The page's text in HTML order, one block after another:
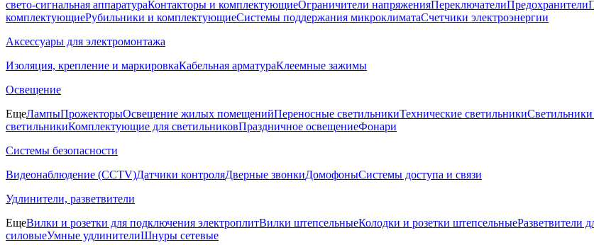
свето-сигнальная аппаратураКонтакторы и комплектующиеОграничители напряженияПереключателиПредохранители
комплектующиеРубильники и комплектующиеСистемы поддержания микроклиматаСчетчики электроэнергии
Аксессуары для электромонтажа
Изоляция, крепление и маркировкаКабельная арматураКлеемные зажимы
Освещение
ЕщеЛампыПрожекторыОсвещение жилых помещенийПереносные светильникиТехнические светильники
светильникиКомплектующие для светильниковПраздничное освещениеФонари
Системы безопасности
Видеонаблюдение (CCTV)Датчики контроляДверные звонкиДомофоныСистемы доступа и связи
Удлинители, разветвители
ЕщеВилки и розетки для подключения электроплитВилки штепсельныеКолодки и розетки штепсельныеРазветвители
силовыеУмные удлинителиШнуры сетевые